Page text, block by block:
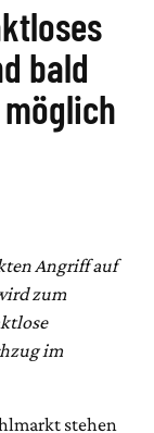
bald
möglich
Angriff auf
zum
im
stehen